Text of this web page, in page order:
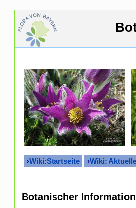
›Wiki:Startseite ›Wiki:
Botanischer